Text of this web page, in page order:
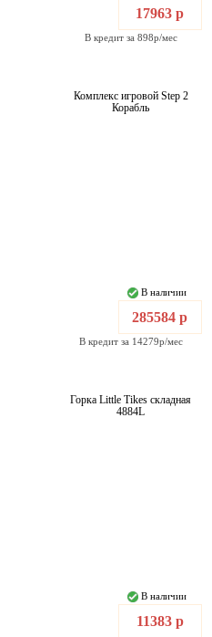
17963 р
В кредит за 898р/мес
Комплекс игровой Step 2
Корабль
В наличии
285584 р
В кредит за 14279р/мес
Горка Little Tikes складная
4884L
В наличии
11383 р